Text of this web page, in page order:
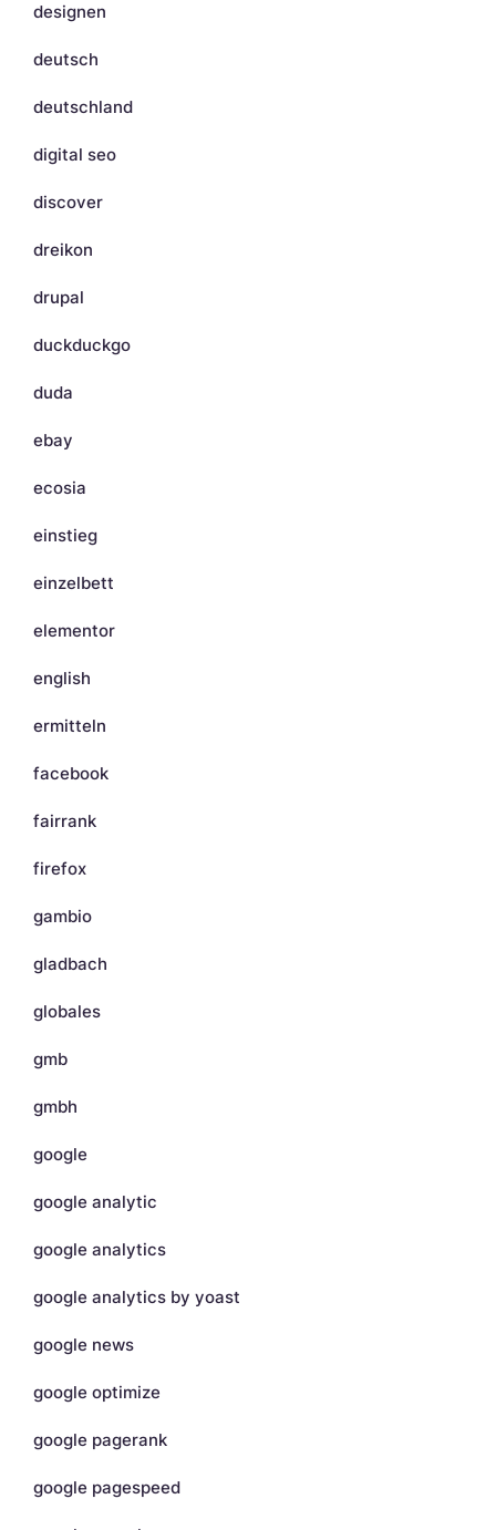
designen
deutsch
deutschland
digital seo
discover
dreikon
drupal
duckduckgo
duda
ebay
ecosia
einstieg
einzelbett
elementor
english
ermitteln
facebook
fairrank
firefox
gambio
gladbach
globales
gmb
gmbh
google
google analytic
google analytics
google analytics by yoast
google news
google optimize
google pagerank
google pagespeed